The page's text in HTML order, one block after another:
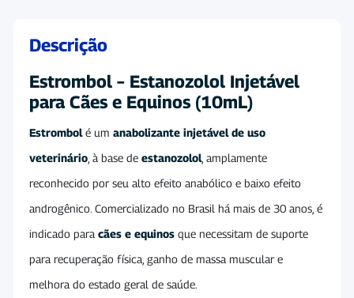
Descrição
Estrombol – Estanozolol Injetável
para Cães e Equinos (10mL)
Estrombolé um anabolizante injetável de uso
veterinário , à base de estanozolol, amplamente
reconhecido por seu alto efeito anabólico e baixo efeito
androgênico. Comercializado no Brasil há mais de 30 anos, é
indicado para cães e equinos que necessitam de suporte
para recuperação física, ganho de massa muscular e
melhora do estado geral de saúde.